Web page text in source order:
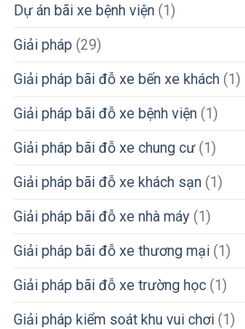
Dự án bãi xe bệnh viện (1)
Giải pháp (29)
Giải pháp bãi đỗ xe bến xe khách (1)
Giải pháp bãi đỗ xe bệnh viện (1)
Giải pháp bãi đỗ xe chung cư (1)
Giải pháp bãi đỗ xe khách sạn (1)
Giải pháp bãi đỗ xe nhà máy (1)
Giải pháp bãi đỗ xe thương mại (1)
Giải pháp bãi đỗ xe trường học (1)
Giải pháp kiểm soát khu vui chơi (1)